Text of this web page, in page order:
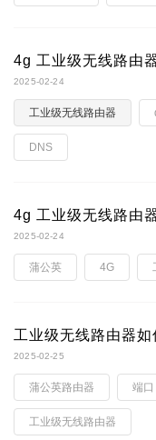
4g 工业级无线路由
2025-02-24
工业级无线路由器
DNS
4g 工业级无线路由
2025-02-24
蒲公英 4G
工业级无线路由器如
2025-02-25
蒲公英路由器 端口
工业级无线路由器